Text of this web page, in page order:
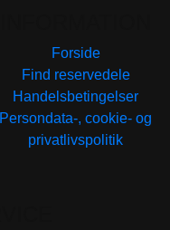
kan
vælges
på
varesiden
Forside
Find reservedele
Handelsbetingelser
Persondata-, cookie- og
privatlivspolitik